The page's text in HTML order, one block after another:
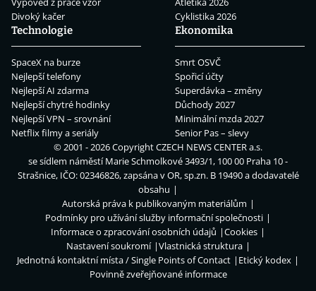
Divoký kačer
Cyklistika 2026
Technologie
SpaceX na burze
Nejlepší telefony
Nejlepší AI zdarma
Nejlepší chytré hodinky
Nejlepší VPN – srovnání
Netflix filmy a seriály
Ekonomika
Smrt OSVČ
Spořicí účty
Superdávka – změny
Důchody 2027
Minimální mzda 2027
Senior Pas – slevy
© 2001 - 2026 CopyrightCZECH NEWS CENTER a.s.
se sídlem náměstí Marie Schmolkové 3493/1, 100 00 Praha 10 -
Strašnice, IČO: 02346826, zapsána v OR, sp.zn. B 19490 a dodavatelé
obsahu
Autorská práva k publikovaným materiálům
Podmínky pro užívání služby informační společnosti
Informace o zpracování osobních údajů
Cookies
Nastavení soukromí
Vlastnická struktura
Jednotná kontaktní místa / Single Points of Contact
Etický kodex
Povinně zveřejňované informace